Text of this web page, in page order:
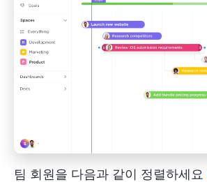
팀 회원을 다음과 같이 정렬하세요